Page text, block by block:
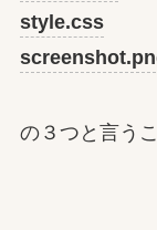
style.css
の３つと言う